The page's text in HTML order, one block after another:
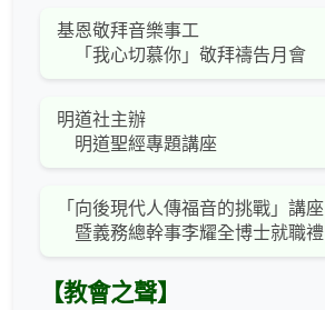
基恩敬拜音樂事工
「我心切慕你」敬拜禱告月會
明道社主辦
明道聖經專題講座
「向後現代人傳福音的挑戰」講座
暨義務總幹事李耀全博士就職禮
【教會之聲】